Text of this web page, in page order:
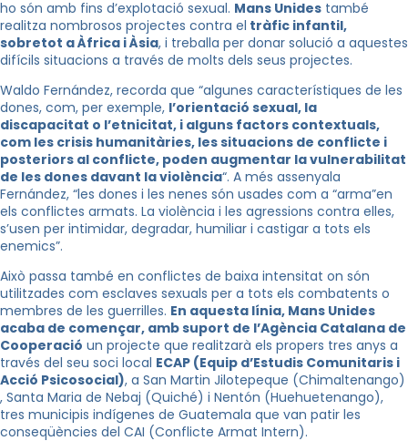
ho són amb fins d’explotació sexual. Mans Unides també
realitza nombrosos projectes contra el tràfic infantil,
sobretot a Àfrica i Àsia, i treballa per donar solució a aquestes
difícils situacions a través de molts dels seus projectes.
Waldo Fernández, recorda que “algunes característiques de les
dones, com, per exemple, l’orientació sexual, la
discapacitat o l’etnicitat, i alguns factors contextuals,
com les crisis humanitàries, les situacions de conflicte i
posteriors al conflicte, poden augmentar la vulnerabilitat
de les dones davant la violència“. A més assenyala
Fernández, “les dones i les nenes són usades com a “arma”en
els conflictes armats. La violència i les agressions contra elles,
s’usen per intimidar, degradar, humiliar i castigar a tots els
enemics”.
Això passa també en conflictes de baixa intensitat on són
utilitzades com esclaves sexuals per a tots els combatents o
membres de les guerrilles. En aquesta línia, Mans Unides
acaba de començar, amb suport de l’Agència Catalana de
Cooperació un projecte que realitzarà els propers tres anys a
través del seu soci local ECAP (Equip d’Estudis Comunitaris i
Acció Psicosocial), a San Martin Jilotepeque (Chimaltenango)
, Santa Maria de Nebaj (Quiché) i Nentón (Huehuetenango),
tres municipis indígenes de Guatemala que van patir les
conseqüències del CAI (Conflicte Armat Intern).